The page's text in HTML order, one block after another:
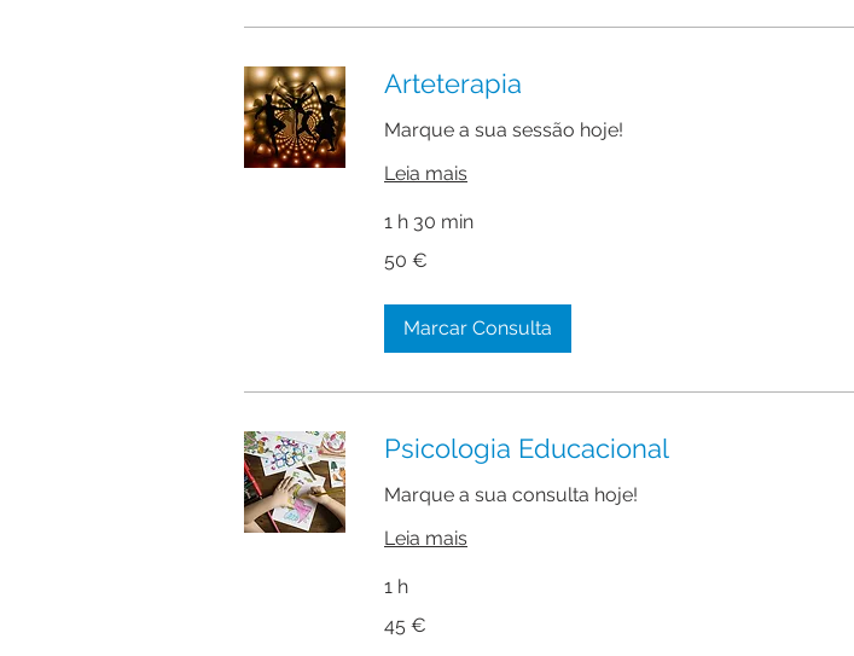
Arteterapia
Marque a sua sessão hoje!
Leia mais
1 h 30 min
euros
50 €
Marcar Consulta
Psicologia Educacional
Marque a sua consulta hoje!
Leia mais
1 h
euros
45 €